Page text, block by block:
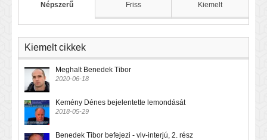
Népszerű Friss Kiemelt
Kiemelt cikkek
Meghalt Benedek Tibor
2020-06-18
Kemény Dénes bejelentette lemondását
2018-05-29
Benedek Tibor befejezi - vlv-interjú, 2. rész